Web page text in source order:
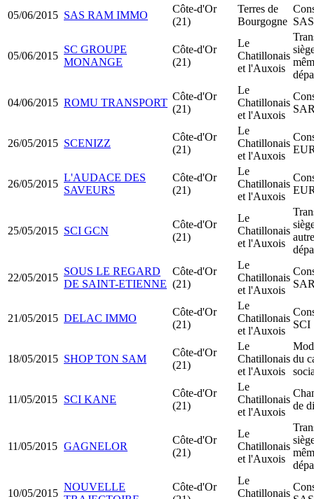
05/06/2015 SAS RAM IMMO
Côte-d'Or
(21)
Terres de
Bourgogne
05/06/2015
SC GROUPE
MONANGE
Côte-d'Or
(21)
Le
Chatillonais
et l'Auxois
04/06/2015 ROMU TRANSPORT
Côte-d'Or
(21)
Le
Chatillonais
et l'Auxois
26/05/2015 SCENIZZ
Côte-d'Or
(21)
Le
Chatillonais
et l'Auxois
26/05/2015
L'AUDACE DES
SAVEURS
Côte-d'Or
(21)
Le
Chatillonais
et l'Auxois
25/05/2015 SCI GCN
Côte-d'Or
(21)
Le
Chatillonais
et l'Auxois
autre
22/05/2015
SOUS LE REGARD
DE SAINT-ETIENNE
Côte-d'Or
(21)
Le
Chatillonais
et l'Auxois
21/05/2015 DELAC IMMO
Côte-d'Or
(21)
Le
Chatillonais
et l'Auxois
SCI
18/05/2015 SHOP TON SAM
Côte-d'Or
(21)
Le
Chatillonais
et l'Auxois
du
11/05/2015 SCI KANE
Côte-d'Or
(21)
Le
Chatillonais
et l'Auxois
de
11/05/2015 GAGNELOR
Côte-d'Or
(21)
Le
Chatillonais
et l'Auxois
10/05/2015
NOUVELLE
Côte-d'Or
Le
Chatillonais